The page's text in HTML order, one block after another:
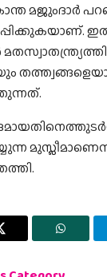
മജുംദാര്‍